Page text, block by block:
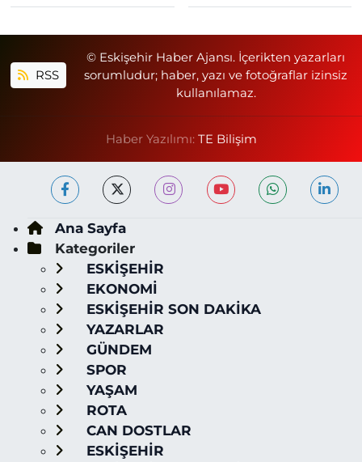
RSS
© Eskişehir Haber Ajansı. İçerikten yazarları
sorumludur; haber, yazı ve fotoğraflar izinsiz
kullanılamaz.
Haber Yazılımı: TE Bilişim
Ana Sayfa
Kategoriler
ESKİŞEHİR
EKONOMİ
ESKİŞEHİR SON DAKİKA
YAZARLAR
GÜNDEM
SPOR
YAŞAM
ROTA
CAN DOSTLAR
ESKİŞEHİR